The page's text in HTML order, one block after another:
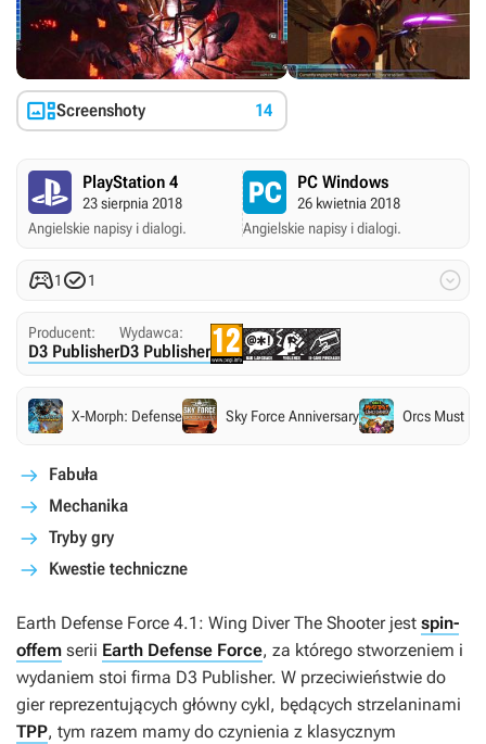
Screenshoty 14
PlayStation 4
23 sierpnia 2018
Angielskie napisy i dialogi.
PC Windows
26 kwietnia 2018
Angielskie napisy i dialogi.
1 1 
Producent:
D3 Publisher
Wydawca:
D3 Publisher
X-Morph: Defense Sky Force Anniversary Orcs Must
Fabuła
Mechanika
Tryby gry
Kwestie techniczne
Earth Defense Force 4.1: Wing Diver The Shooter jest spin-
offem serii Earth Defense Force, za którego stworzeniem i
wydaniem stoi firma D3 Publisher. W przeciwieństwie do
gier reprezentujących główny cykl, będących strzelaninami
TPP, tym razem mamy do czynienia z klasycznym